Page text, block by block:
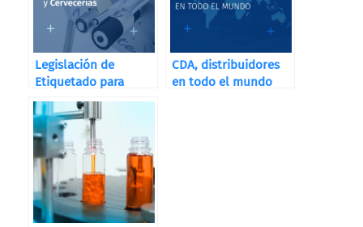
Legislación de
Etiquetado para
Destilerías, Bodegas
y Cervecerías
CDA, distribuidores
en todo el mundo